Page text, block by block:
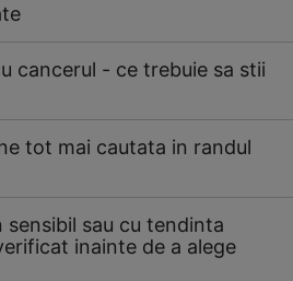
cancerul - ce trebuie sa stii
tot mai cautata in randul
sau cu tendinta
inainte de a alege